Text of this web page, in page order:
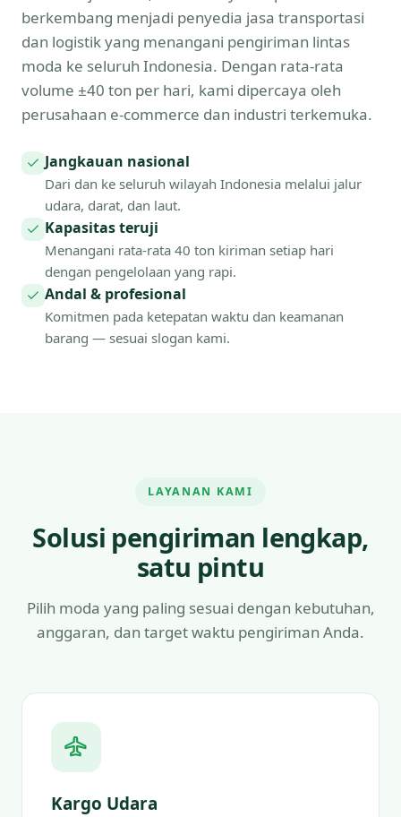
berkembang menjadi penyedia jasa transportasi
dan logistik yang menangani pengiriman lintas
moda ke seluruh Indonesia. Dengan rata-rata
volume ±40 ton per hari, kami dipercaya oleh
perusahaan e-commerce dan industri terkemuka.
Jangkauan nasional
Dari dan ke seluruh wilayah Indonesia melalui jalur
udara, darat, dan laut.
Kapasitas teruji
Menangani rata-rata 40 ton kiriman setiap hari
dengan pengelolaan yang rapi.
Andal & profesional
Komitmen pada ketepatan waktu dan keamanan
barang — sesuai slogan kami.
LAYANAN KAMI
Solusi pengiriman lengkap,
satu pintu
Pilih moda yang paling sesuai dengan kebutuhan,
anggaran, dan target waktu pengiriman Anda.
Kargo Udara